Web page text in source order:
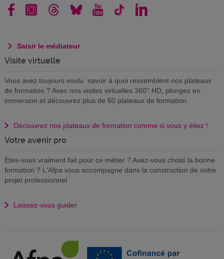
Saisir le médiateur
Visite virtuelle
Vous avez toujours voulu savoir à quoi ressemblent nos plateaux
de formation ? Avec nos visites virtuelles 360° HD, plongez en
immersion et découvrez plus de 60 plateaux de formation.
Découvrez nos plateaux de formation comme si vous y étiez !
Votre avenir pro
Etes-vous vraiment fait pour ce métier ? Avez-vous choisi la bonne
formation ? L'Afpa vous accompagne dans la construction de votre
projet professionnel
Laissez-vous guider